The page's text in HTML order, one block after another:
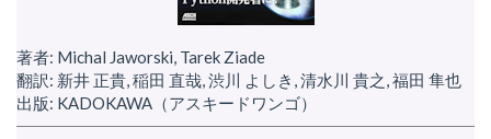
著者: Michal Jaworski, Tarek Ziade
翻訳: 新井 正貴, 稲田 直哉, 渋川 よしき, 清水川 貴之, 福田 隼也
出版: KADOKAWA（アスキードワンゴ）